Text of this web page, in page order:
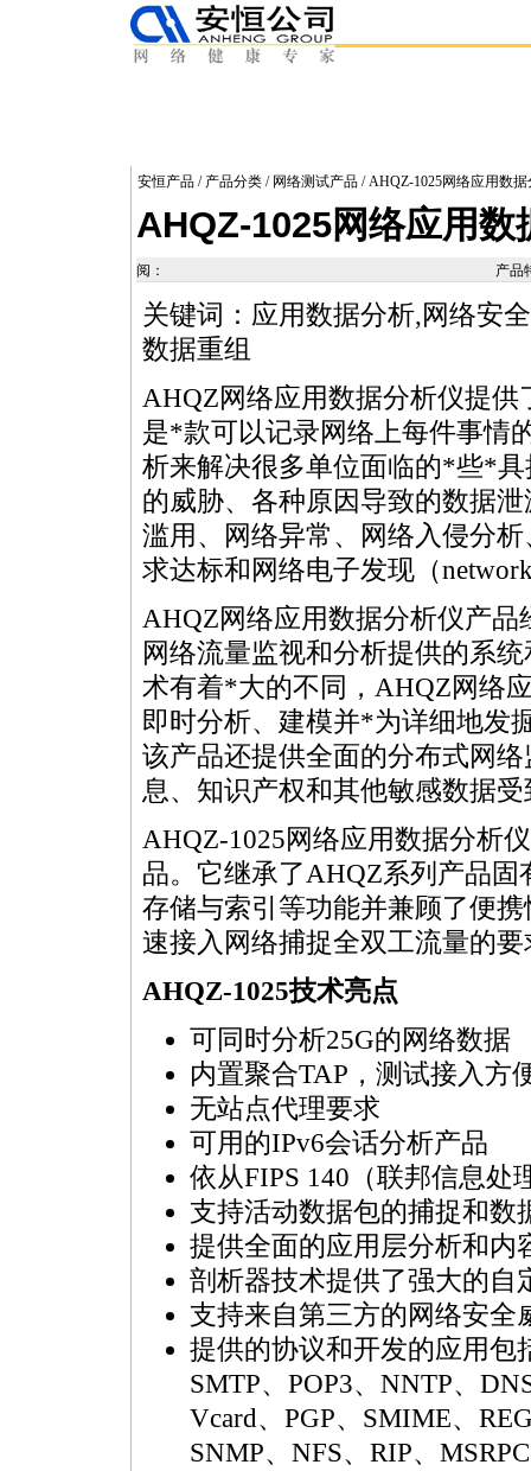
安恒产品 / 产品分类 / 网络测试产品 / AHQZ-1025网络应用数
AHQZ-1025网络应用数
阅： 产品
关键词：应用数据分析,网络安
数据重组
AHQZ网络应用数据分析仪提供
是*款可以记录网络上每件事情
析来解决很多单位面临的*些*具
的威胁、各种原因导致的数据
滥用、网络异常、网络入侵分
求达标和网络电子发现（
AHQZ网络应用数据分析仪产
网络流量监视和分析提供的系
术有着*大的不同，AHQZ网络
即时分析、建模并*为详细地发
该产品还提供全面的分布式网
息、知识产权和其他敏感数据
AHQZ-1025网络应用数据分析
品。它继承了AHQZ系列产品
存储与索引等功能并兼顾了便
速接入网络捕捉全双工流量的
AHQZ-1025技术亮点
可同时分析25G的网络数据
内置聚合TAP，测试接入方
无站点代理要求
可用的IPv6会话分析产品
依从FIPS 140（联邦信息处
支持活动数据包的捕捉和数
提供全面的应用层分析和内
剖析器技术提供了强大的自
支持来自第三方的网络安全
提供的协议和开发的应用包
SMTP、POP3、NNTP、
Vcard、PGP、SMIME、
SNMP、NFS、RIP、